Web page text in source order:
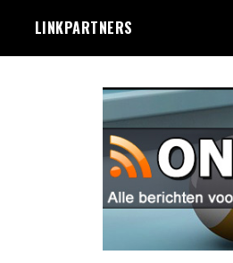
LINKPARTNERS